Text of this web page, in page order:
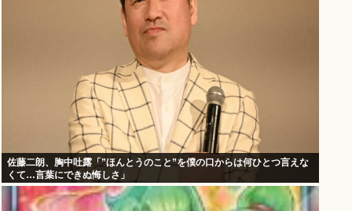
佐藤二朗、胸中吐露「”ほんとうのこと”を僕の口からは何ひとつ言えな
くて…言葉にできぬ悔しさ」